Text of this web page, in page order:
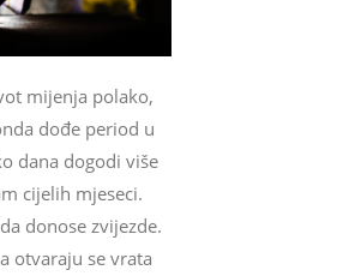
mijenja polako,
dođe period u
dana dogodi više
cijelih mjeseci.
donose zvijezde.
otvaraju se vrata